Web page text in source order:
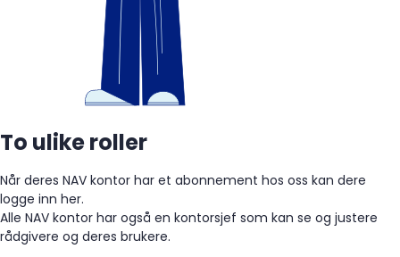
To ulike roller
Når deres NAV kontor har et abonnement hos oss kan dere
logge inn her.
Alle NAV kontor har også en kontorsjef som kan se og justere
rådgivere og deres brukere.